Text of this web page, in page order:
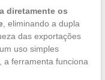
diretamente os
, eliminando a dupla
das exportações
uso simples
a ferramenta funciona